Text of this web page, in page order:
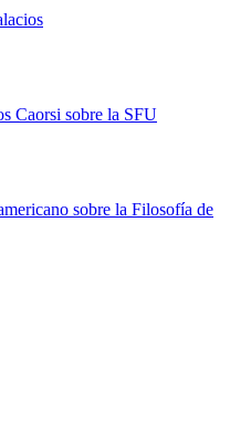
Caorsi sobre la SFU
sobre la Filosofía de